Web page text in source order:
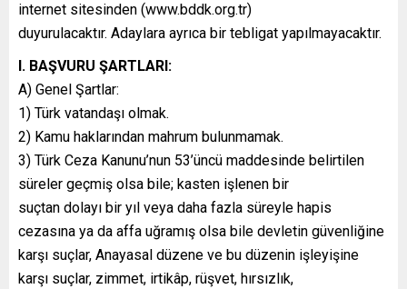
internet sitesinden (www.bddk.org.tr)
duyurulacaktır. Adaylara ayrıca bir tebligat yapılmayacaktır.
I. BAŞVURU ŞARTLARI:
A) Genel Şartlar:
1) Türk vatandaşı olmak.
2) Kamu haklarından mahrum bulunmamak.
3) Türk Ceza Kanunu’nun 53’üncü maddesinde belirtilen
süreler geçmiş olsa bile; kasten işlenen bir
suçtan dolayı bir yıl veya daha fazla süreyle hapis
cezasına ya da affa uğramış olsa bile devletin güvenliğine
karşı suçlar, Anayasal düzene ve bu düzenin işleyişine
karşı suçlar, zimmet, irtikâp, rüşvet, hırsızlık,